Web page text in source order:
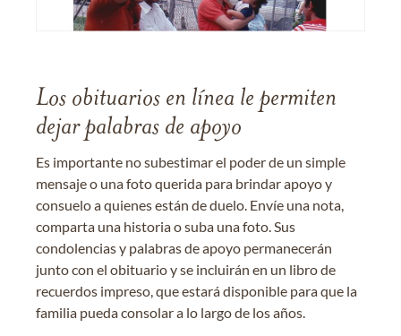
Los obituarios en línea le permiten
dejar palabras de apoyo
Es importante no subestimar el poder de un simple
mensaje o una foto querida para brindar apoyo y
consuelo a quienes están de duelo. Envíe una nota,
comparta una historia o suba una foto. Sus
condolencias y palabras de apoyo permanecerán
junto con el obituario y se incluirán en un libro de
recuerdos impreso, que estará disponible para que la
familia pueda consolar a lo largo de los años.